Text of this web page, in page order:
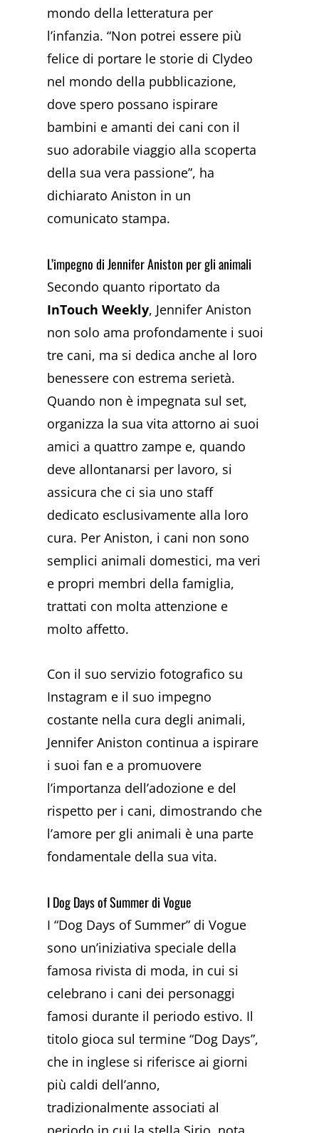
mondo della letteratura per
l’infanzia. “Non potrei essere più
felice di portare le storie di Clydeo
nel mondo della pubblicazione,
dove spero possano ispirare
bambini e amanti dei cani con il
suo adorabile viaggio alla scoperta
della sua vera passione”, ha
dichiarato Aniston in un
comunicato stampa.
L’impegno di Jennifer Aniston per gli animali
Secondo quanto riportato da
InTouch Weekly, Jennifer Aniston
non solo ama profondamente i suoi
tre cani, ma si dedica anche al loro
benessere con estrema serietà.
Quando non è impegnata sul set,
organizza la sua vita attorno ai suoi
amici a quattro zampe e, quando
deve allontanarsi per lavoro, si
assicura che ci sia uno staff
dedicato esclusivamente alla loro
cura. Per Aniston, i cani non sono
semplici animali domestici, ma veri
e propri membri della famiglia,
trattati con molta attenzione e
molto affetto.
Con il suo servizio fotografico su
Instagram e il suo impegno
costante nella cura degli animali,
Jennifer Aniston continua a ispirare
i suoi fan e a promuovere
l’importanza dell’adozione e del
rispetto per i cani, dimostrando che
l’amore per gli animali è una parte
fondamentale della sua vita.
I Dog Days of Summer di Vogue
I “Dog Days of Summer” di Vogue
sono un’iniziativa speciale della
famosa rivista di moda, in cui si
celebrano i cani dei personaggi
famosi durante il periodo estivo. Il
titolo gioca sul termine “Dog Days”,
che in inglese si riferisce ai giorni
più caldi dell’anno,
tradizionalmente associati al